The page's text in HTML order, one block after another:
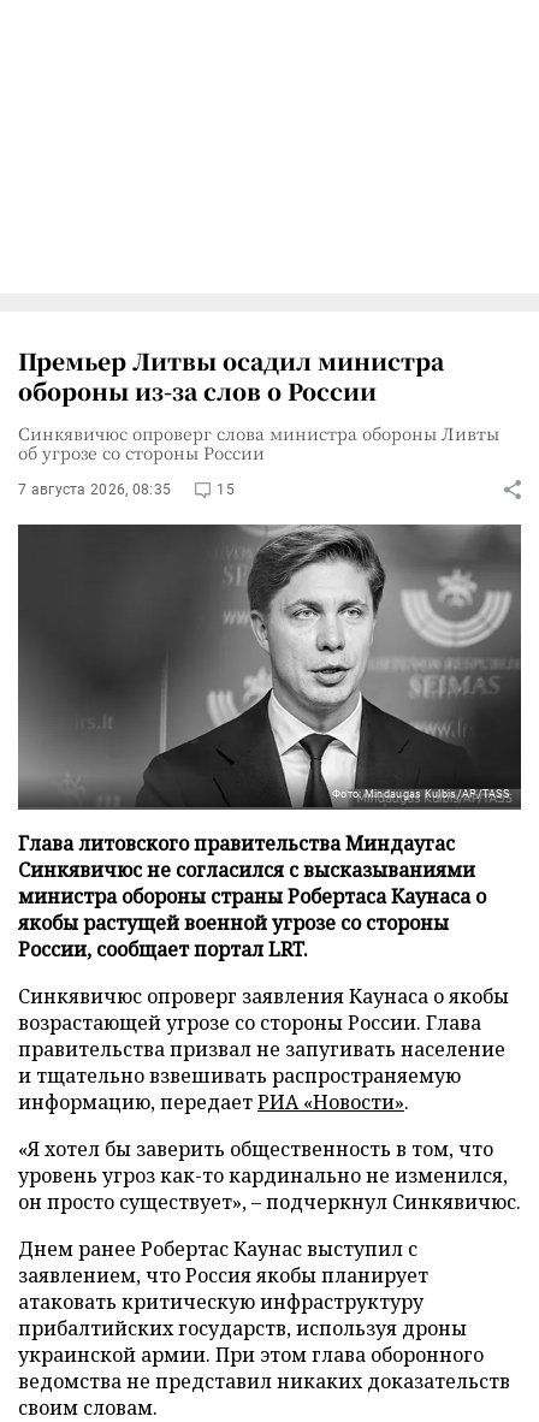
Премьер Литвы осадил министра
обороны из-за слов о России
Синкявичюс опроверг слова министра обороны Ливты
об угрозе со стороны России
7 августа 2026, 08:35 15
Фото: Mindaugas Kulbis/AP/TASS
Глава литовского правительства Миндаугас
Синкявичюс не согласился с высказываниями
министра обороны страны Робертаса Каунаса о
якобы растущей военной угрозе со стороны
России, сообщает портал LRT.
Синкявичюс опроверг заявления Каунаса о якобы
возрастающей угрозе со стороны России. Глава
правительства призвал не запугивать население
и тщательно взвешивать распространяемую
информацию, передаетРИА «Новости».
«Я хотел бы заверить общественность в том, что
уровень угроз как-то кардинально не изменился,
он просто существует», – подчеркнул Синкявичюс.
Днем ранее Робертас Каунас выступил с
заявлением, что Россия якобы планирует
атаковать критическую инфраструктуру
прибалтийских государств, используя дроны
украинской армии. При этом глава оборонного
ведомства не представил никаких доказательств
своим словам.